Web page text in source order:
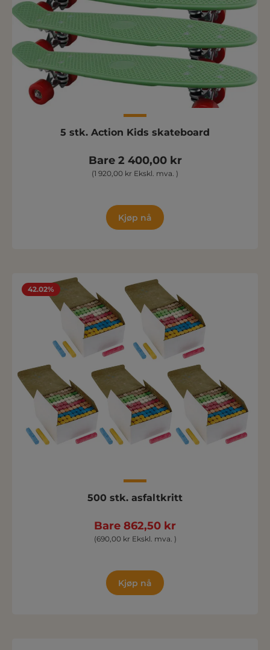
5 stk. Action Kids skateboard
Bare 2 400,00 kr
(1 920,00 kr Ekskl. mva. )
Kjøp nå
42.02%
500 stk. asfaltkritt
Bare 862,50 kr
(690,00 kr Ekskl. mva. )
Kjøp nå